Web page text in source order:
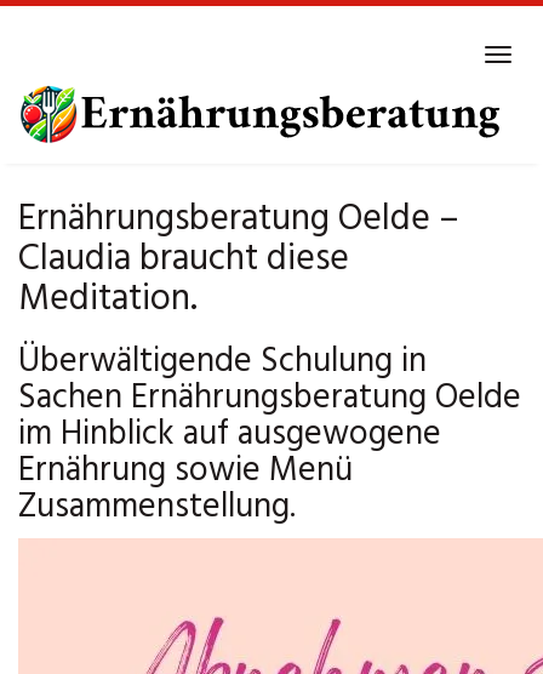
main
content
Ernährungsberatung Oelde –
Claudia braucht diese
Meditation.
Überwältigende Schulung in
Sachen Ernährungsberatung Oelde
im Hinblick auf ausgewogene
Ernährung sowie Menü
Zusammenstellung.